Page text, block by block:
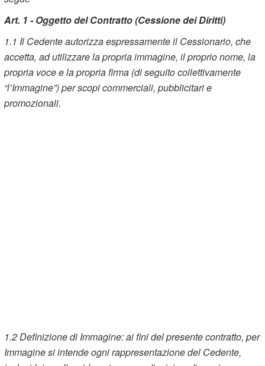
Art. 1 - Oggetto del Contratto (Cessione dei Diritti)
1.1 Il Cedente autorizza espressamente il Cessionario, che
accetta, ad utilizzare la propria immagine, il proprio nome, la
propria voce e la propria firma (di seguito collettivamente
“l’Immagine”) per scopi commerciali, pubblicitari e
promozionali.
1.2 Definizione di Immagine: ai fini del presente contratto, per
Immagine si intende ogni rappresentazione del Cedente,